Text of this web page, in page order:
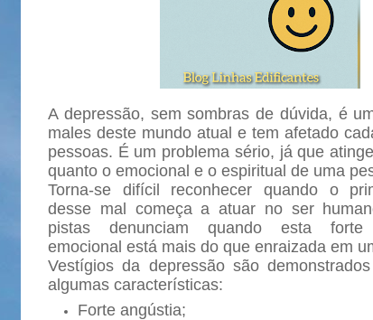
A depressão, sem sombras de dúvida, é
males deste mundo atual e tem afetado
pessoas. É um problema sério, já que
quanto o emocional e o espiritual de uma
Torna-se difícil reconhecer quando o
desse mal começa a atuar no ser
pistas denunciam quando esta forte
emocional está mais do que enraizada em
Vestígios da depressão são
algumas características:
Forte angústia;